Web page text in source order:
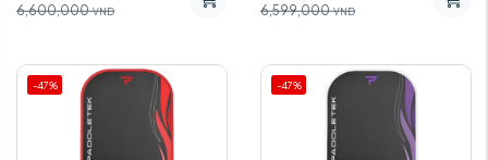
6,600,000 VND 6,599,000 VND
-47% -47%